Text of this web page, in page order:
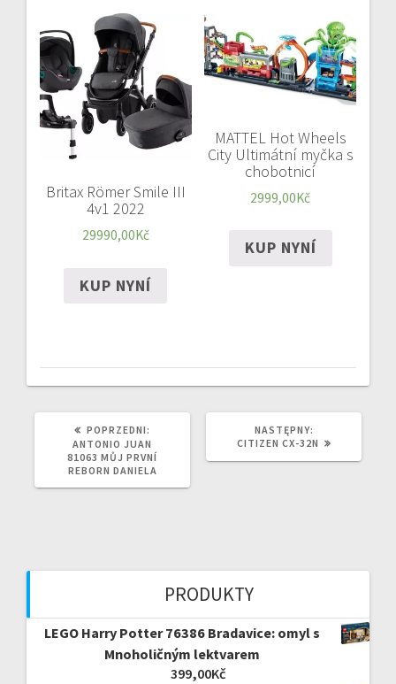
Britax Römer Smile III
4v1 2022
29990,00Kč
KUP NYNÍ
MATTEL Hot Wheels
City Ultimátní myčka s
chobotnicí
2999,00Kč
KUP NYNÍ
POPRZEDNI:
WPIS:
ANTONIO JUAN
81063 MŮJ PRVNÍ
REBORN DANIELA
NASTĘPNY:
WPIS:
CITIZEN CX-32N
PRODUKTY
LEGO Harry Potter 76386 Bradavice: omyl s
Mnoholičným lektvarem
399,00Kč